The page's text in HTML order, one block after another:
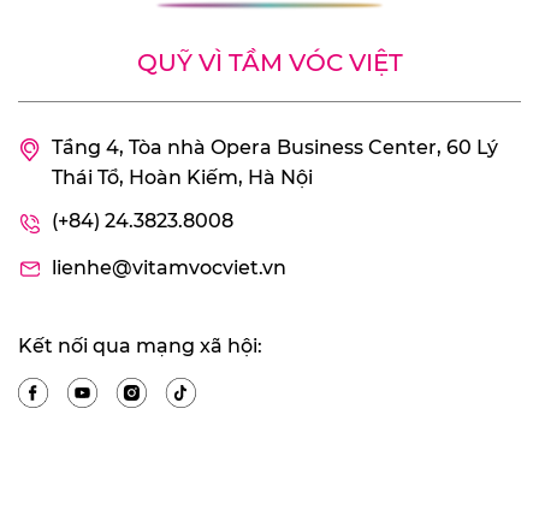
Tầng 4, Tòa nhà Opera Business Center, 60 Lý
Kết nối qua mạng xã hội: